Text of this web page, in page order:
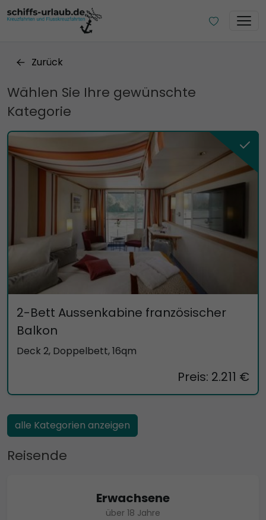
Zurück
Wählen Sie Ihre gewünschte
Kategorie
2-Bett Aussenkabine französischer
Balkon
Deck 2, Doppelbett, 16qm
Preis: 2.211 €
alle Kategorien anzeigen
Reisende
Erwachsene
über 18 Jahre